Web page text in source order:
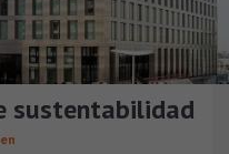
sustentabilidad